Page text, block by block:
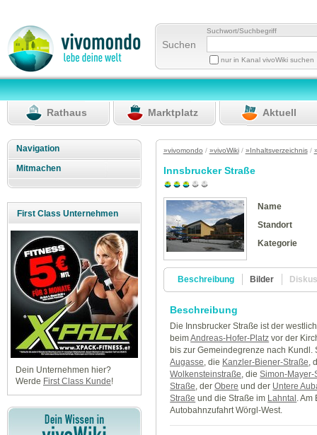
Suchen
Suchwort/Suchbegriff
nur in Kanal vivoWiki suchen
Rathaus Marktplatz Aktuell
Navigation
Mitmachen
First Class Unternehmen
Dein Unternehmen hier?
Werde First Class Kunde!
»vivomondo / »vivoWiki/ »Inhaltsverzeichnis/
Innsbrucker Straße
Name
Standort
Kategorie
Beschreibung Bilder
Beschreibung
Die Innsbrucker Straße ist der
beimAndreas-Hofer-Platz vor der
bis zur Gemeindegrenze nach
Augasse , die Kanzler-Biener-Straße ,
Wolkensteinstraße , dieSimon-Mayer-
Straße , derObere und der Untere
Straße und die Straße im Lahntal .
Autobahnzufahrt Wörgl-West.